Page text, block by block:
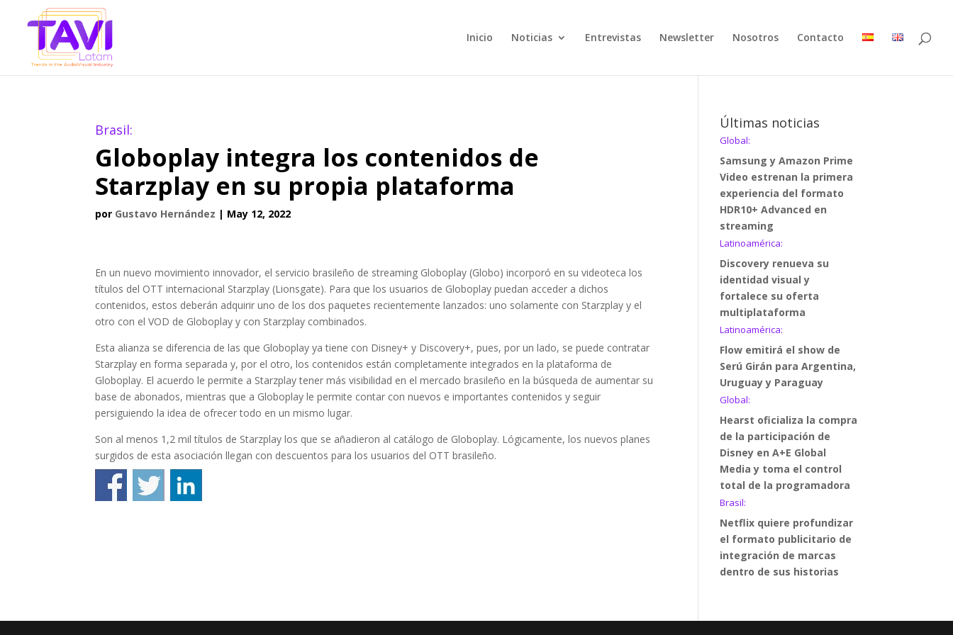
Inicio Noticias Entrevistas Newsletter Nosotros Contacto
Brasil:
Globoplay integra los contenidos de
Starzplay en su propia plataforma
por Gustavo Hernández | May 12, 2022
En un nuevo movimiento innovador, el servicio brasileño de streaming Globoplay (Globo) incorporó en su videoteca los
títulos del OTT internacional Starzplay (Lionsgate). Para que los usuarios de Globoplay puedan acceder a dichos
contenidos, estos deberán adquirir uno de los dos paquetes recientemente lanzados: uno solamente con Starzplay y el
otro con el VOD de Globoplay y con Starzplay combinados.
Esta alianza se diferencia de las que Globoplay ya tiene con Disney+ y Discovery+, pues, por un lado, se puede contratar
Starzplay en forma separada y, por el otro, los contenidos están completamente integrados en la plataforma de
Globoplay. El acuerdo le permite a Starzplay tener más visibilidad en el mercado brasileño en la búsqueda de aumentar su
base de abonados, mientras que a Globoplay le permite contar con nuevos e importantes contenidos y seguir
persiguiendo la idea de ofrecer todo en un mismo lugar.
Son al menos 1,2 mil títulos de Starzplay los que se añadieron al catálogo de Globoplay. Lógicamente, los nuevos planes
surgidos de esta asociación llegan con descuentos para los usuarios del OTT brasileño.
Últimas noticias
Global:
Samsung y Amazon Prime
Video estrenan la primera
experiencia del formato
HDR10+ Advanced en
streaming
Latinoamérica:
Discovery renueva su
identidad visual y
fortalece su oferta
multiplataforma
Latinoamérica:
Flow emitirá el show de
Serú Girán para Argentina,
Uruguay y Paraguay
Global:
Hearst oficializa la compra
de la participación de
Disney en A+E Global
Media y toma el control
total de la programadora
Brasil:
Netflix quiere profundizar
el formato publicitario de
integración de marcas
dentro de sus historias